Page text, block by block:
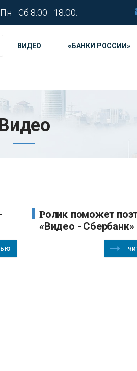
Пн - Сб 8.00 - 18.00.
ВИДЕО «БАНКИ РОССИИ»
Ролик поможет поэтапно -
«Видео - Сбербанк»